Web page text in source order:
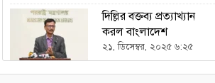
দিল্লির বক্তব্য প্রত্যাখ্যান
করল বাংলাদেশ
২১, ডিসেম্বর, ২০২৫ ৬:২৫
ভারতকে হারিয়ে এশিয়া